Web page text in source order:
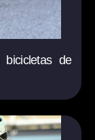
de